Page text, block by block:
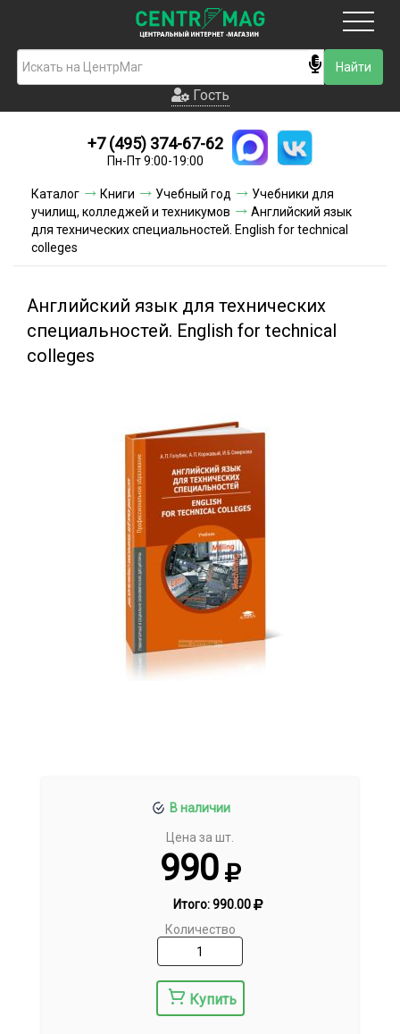
Гость
Новинки
Условия доставки
Условия оплаты
Акции и скидки
Гость
+7 (495) 374-67-62
Пн-Пт 9:00-19:00
Каталог Книги Учебный год
Учебники для
училищ, колледжей и техникумов
Английский язык
для технических специальностей. English for technical
colleges
Английский язык для технических
специальностей. English for technical
colleges
В наличии
Цена за шт.
990
Итого:990.00
Количество
Купить